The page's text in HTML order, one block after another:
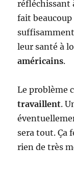
réfléchissant
fait
leur santé à
américains.
Le problème
travaillent.
sera tout. Ça
rien de très